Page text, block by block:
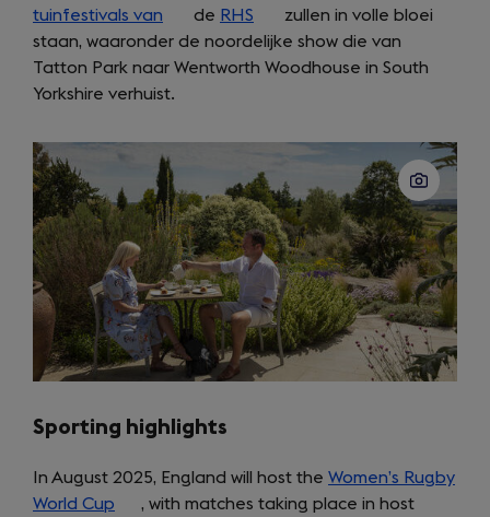
a
new
tab)
a
tab)
tuinfestivals van (opens
in
a
new
de RHS (opens
in
a
zullen in volle bloei
staan, waaronder de noordelijke show die van
Tatton Park naar Wentworth Woodhouse in South
Yorkshire verhuist.
Sporting highlights
In August 2025, England will host the Women’s Rugby
World Cup (opens
, with matches taking place in host